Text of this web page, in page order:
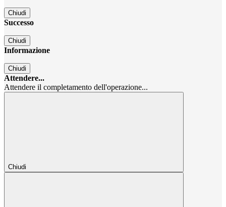
Chiudi
Successo
Chiudi
Informazione
Chiudi
Attendere...
Attendere il completamento dell'operazione...
Chiudi